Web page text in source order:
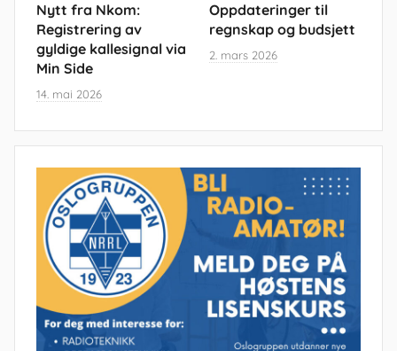
Nytt fra Nkom:
Registrering av
gyldige kallesignal via
Min Side
14. mai 2026
Oppdateringer til
regnskap og budsjett
2. mars 2026